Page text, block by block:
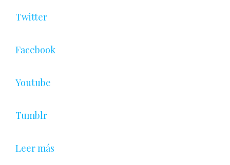
Twitter
Facebook
Youtube
Tumblr
Leer más